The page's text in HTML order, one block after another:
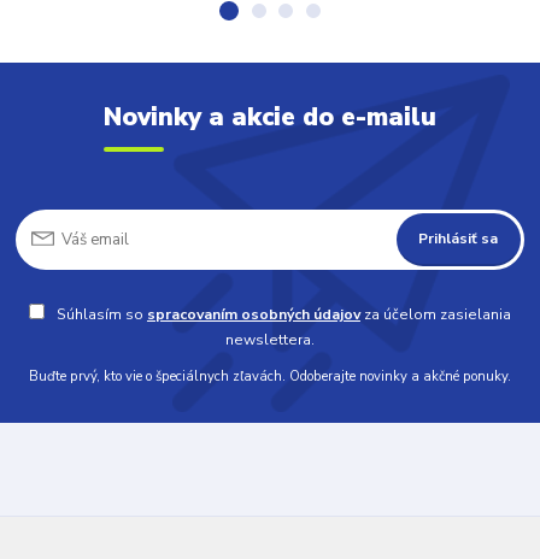
Novinky a akcie do e-mailu
Prihlásiť sa
Súhlasím so spracovaním osobných údajovza účelom zasielania
newslettera.
Buďte prvý, kto vie o špeciálnych zľavách. Odoberajte novinky a akčné ponuky.